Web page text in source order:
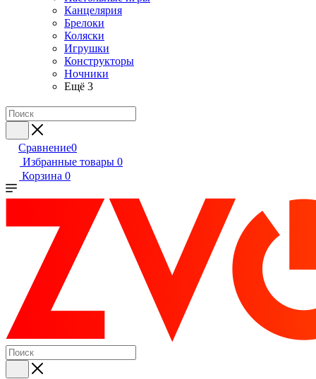
Канцелярия
Брелоки
Коляски
Игрушки
Конструкторы
Ночники
Ещё 3
Сравнение0
Избранные товары 0
Корзина 0